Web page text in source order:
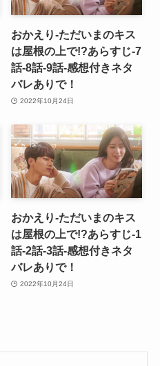
おかえり-ただいまのキス
は屋根の上で!?あらすじ-7
話-8話-9話-感想付きネタ
バレありで！
2022年10月24日
おかえり-ただいまのキス
は屋根の上で!?あらすじ-1
話-2話-3話-感想付きネタ
バレありで！
2022年10月24日